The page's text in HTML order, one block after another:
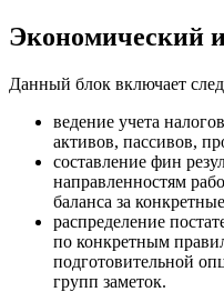
Экономический
Данный блок включает
ведение учета
активов, пассивов,
составление фин
направленностям
баланса за
распределение
по конкретным
подготовительной
групп заметок.